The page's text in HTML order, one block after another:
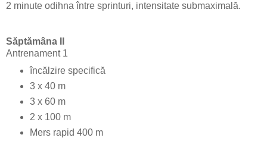
2 minute odihna între sprinturi, intensitate submaximală.
Săptămâna II
Antrenament 1
încălzire specifică
3 x 40 m
3 x 60 m
2 x 100 m
Mers rapid 400 m